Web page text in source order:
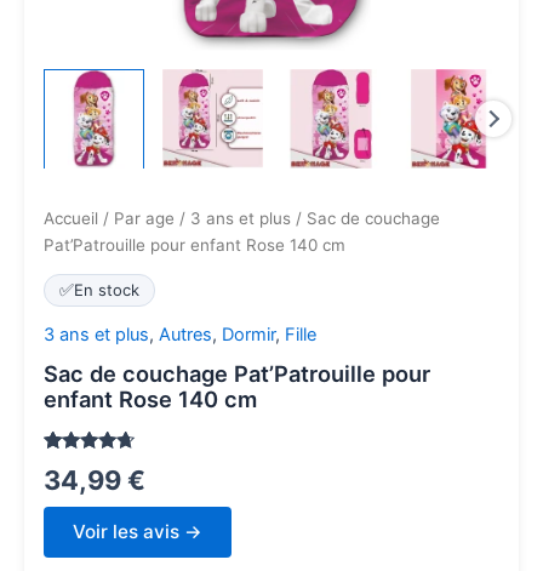
Accueil / Par age / 3 ans et plus / Sac de couchage
Pat’Patrouille pour enfant Rose 140 cm
✅En stock
3 ans et plus, Autres, Dormir, Fille
Sac de couchage Pat’Patrouille pour
enfant Rose 140 cm
sur 5
basé sur
client
34,99€
Voir les avis →